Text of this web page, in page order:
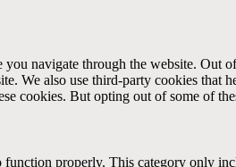
navigate through the website. Out
We also use third-party cookies
cookies. But opting out of some of
properly. This category only